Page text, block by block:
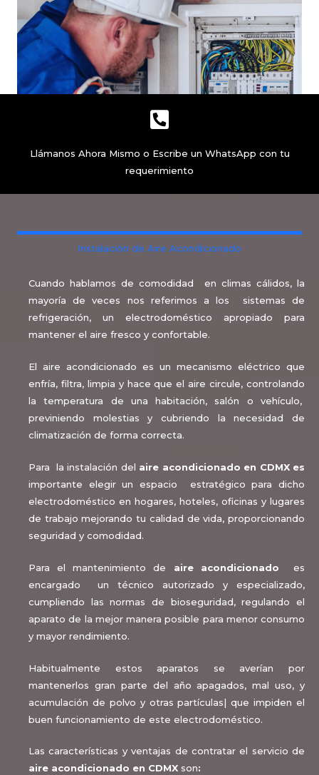
Llámanos Ahora Mismo o Escribe un WhatsApp con tu
requerimiento
Instalación de Aire Acondicionado
Cuando hablamos de comodidad en climas cálidos, la
mayoría de veces nos referimos a los sistemas de
refrigeración, un electrodoméstico apropiado para
mantener el aire fresco y confortable.
El aire acondicionado es un mecanismo eléctrico que
enfría, filtra, limpia y hace que el aire circule, controlando
la temperatura de una habitación, salón o vehículo,
previniendo molestias y cubriendo la necesidad de
climatización de forma correcta.
Para la instalación del aire acondicionado en CDMX es
importante
elegir un espacio estratégico para dicho
electrodoméstico en hogares, hoteles, oficinas y lugares
de trabajo mejorando tu calidad de vida, proporcionando
seguridad y comodidad.
Para el mantenimiento de aire acondicionado
es
encargado un técnico autorizado y especializado,
cumpliendo las normas de bioseguridad, regulando el
aparato de la mejor manera posible para menor consumo
y mayor rendimiento.
Habitualmente estos aparatos se averían por
mantenerlos gran parte del año apagados, mal uso, y
acumulación de polvo y otras partículas| que impiden el
buen funcionamiento de este electrodoméstico.
Las características y ventajas de contratar el servicio de
aire acondicionado en CDMX son: